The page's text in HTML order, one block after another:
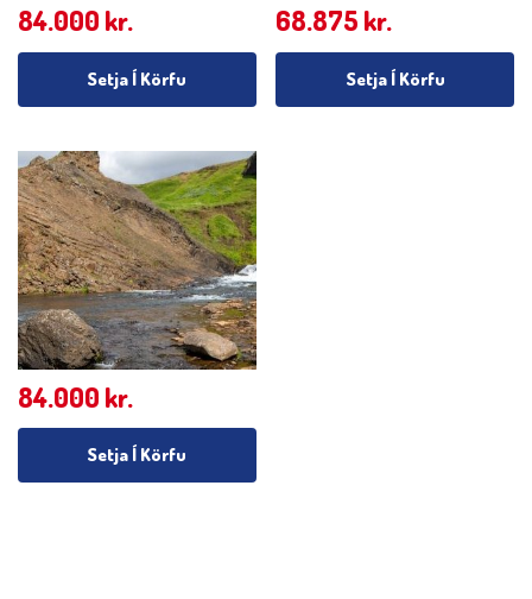
84.000 kr.
Setja Í Körfu
68.875 kr.
Setja Í Körfu
84.000 kr.
Setja Í Körfu